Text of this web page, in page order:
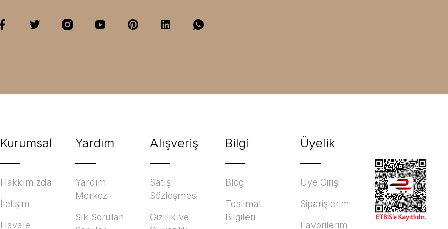
Kurumsal
Hakkımızda
İletişim
Havale
Yardım
Yardım
Merkezi
Sık Sorulan
Alışveriş
Satış
Sözleşmesi
Gizlilik ve
Bilgi
Blog
Teslimat
Bilgileri
Üyelik
Üye Girişi
Siparişlerim
Favorilerim